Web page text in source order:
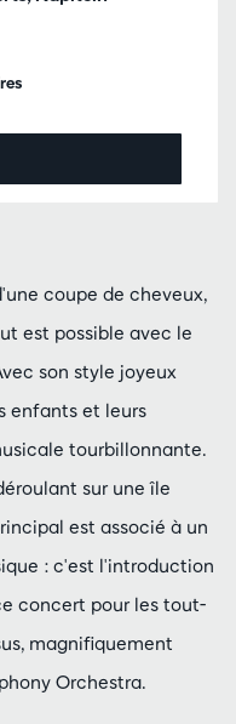
coupe de cheveux,
est possible avec le
son style joyeux
enfants et leurs
tourbillonnante.
sur une île
est associé à un
: c'est l'introduction
concert pour les tout-
magnifiquement
Orchestra.